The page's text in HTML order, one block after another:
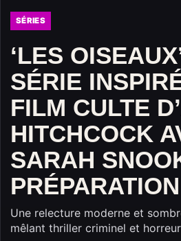
SÉRIES
‘LES
SÉRIE
FILM CULTE
HITCHCOCK
SARAH
PRÉPARATION
Une relecture moderne et
mêlant thriller criminel et